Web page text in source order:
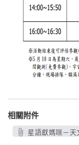
相關附件
星語獻媽咪－